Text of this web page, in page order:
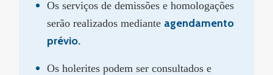
Os serviços de demissões e homologações
serão realizados mediante agendamento
prévio.
Os holerites podem ser consultados e